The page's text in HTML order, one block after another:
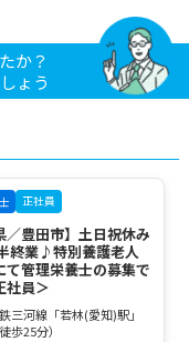
か？
ょう
正社員
／豊田市】土日祝休み
終業♪特別養護老人
て管理栄養士の募集で
社員＞
三河線「若林(愛知)駅」
徒歩25分）